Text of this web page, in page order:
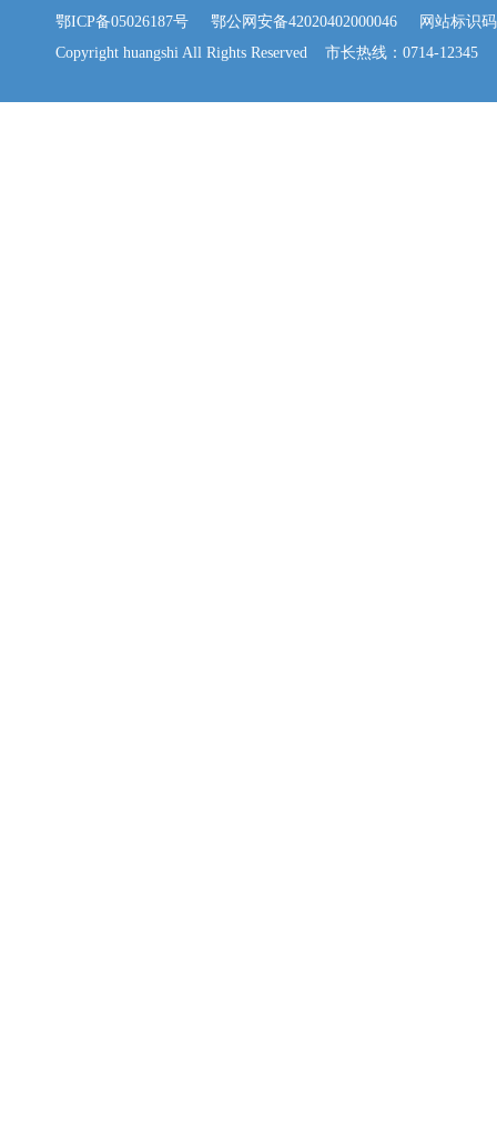
鄂ICP备05026187号
鄂公网安备42020402000046 网站标识码
Copyright huangshi All Rights Reserved 市长热线：0714-12345